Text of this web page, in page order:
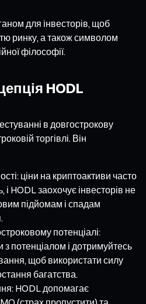
для інвесторів, щоб
ринку, а також символом
філософії.
HODL
в довгострокову
торгівлі. Він
ціни на криптоактиви часто
і HODL заохочує інвесторів не
підйомам і спадам
потенціалі:
потенціалом і дотримуйтесь
щоб використати силу
багатства.
HODL допомагає